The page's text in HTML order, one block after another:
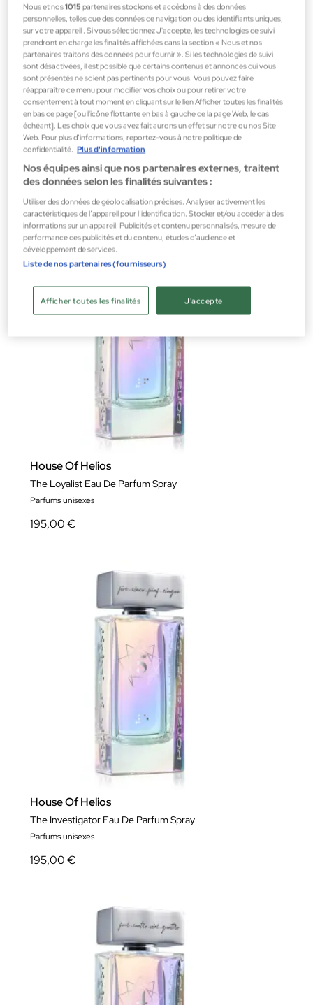
House Of Helios
The Enthusiast Eau De Parfum Spray
Parfums unisexes
195,00 €
House Of Helios
The Loyalist Eau De Parfum Spray
Parfums unisexes
195,00 €
House Of Helios
The Investigator Eau De Parfum Spray
Parfums unisexes
195,00 €
Nous et nos1015 partenaires stockons et accédons à des données
personnelles, telles que des données de navigation ou des identifiants uniques,
sur votre appareil . Si vous sélectionnez J'accepte, les technologies de suivi
prendront en charge les finalités affichées dans la section « Nous et nos
partenaires traitons des données pour fournir ». Si les technologies de suivi
sont désactivées, il est possible que certains contenus et annonces qui vous
sont présentés ne soient pas pertinents pour vous. Vous pouvez faire
réapparaître ce menu pour modifier vos choix ou pour retirer votre
consentement à tout moment en cliquant sur le lien Afficher toutes les finalités
en bas de page [ou l'icône flottante en bas à gauche de la page Web, le cas
échéant]. Les choix que vous avez fait aurons un effet sur notre ou nos Site
Web. Pour plus d’informations, reportez-vous à notre politique de
confidentialité. Plus d'information
Nos équipes ainsi que nos partenaires externes, traitent
des données selon les finalités suivantes :
Utiliser des données de géolocalisation précises. Analyser activement les
caractéristiques de l’appareil pour l’identification. Stocker et/ou accéder à des
informations sur un appareil. Publicités et contenu personnalisés, mesure de
performance des publicités et du contenu, études d’audience et
développement de services.
Liste de nos partenaires (fournisseurs)
J'accepte
Afficher toutes les finalités